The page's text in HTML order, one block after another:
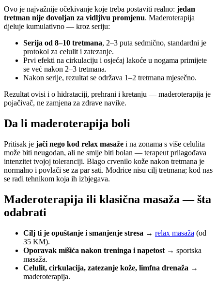
Ovo je najvažnije očekivanje koje treba postaviti realno: jedan
tretman nije dovoljan za vidljivu promjenu. Maderoterapija
djeluje kumulativno — kroz seriju:
Serija od 8–10 tretmana, 2–3 puta sedmično, standardni je
protokol za celulit i zatezanje.
Prvi efekti na cirkulaciju i osjećaj lakoće u nogama primijete
se već nakon 2–3 tretmana.
Nakon serije, rezultat se održava 1–2 tretmana mjesečno.
Rezultat ovisi i o hidrataciji, prehrani i kretanju — maderoterapija je
pojačivač, ne zamjena za zdrave navike.
Da li maderoterapija boli
Pritisak je jači nego kod relax masaže i na zonama s više celulita
može biti neugodan, ali ne smije biti bolan — terapeut prilagođava
intenzitet tvojoj toleranciji. Blago crvenilo kože nakon tretmana je
normalno i povlači se za par sati. Modrice nisu cilj tretmana; kod nas
se radi tehnikom koja ih izbjegava.
Maderoterapija ili klasična masaža — šta
odabrati
Cilj ti je opuštanje i smanjenje stresa → relax masaža (od
35 KM).
Oporavak mišića nakon treninga i napetost → sportska
masaža.
Celulit, cirkulacija, zatezanje kože, limfna drenaža →
maderoterapija.